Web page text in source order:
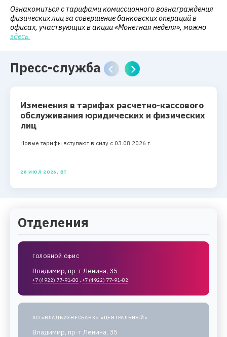
Ознакомиться с тарифами комиссионного вознаграждения
физических лиц за совершение банковских операций в
офисах, участвующих в акции «Монетная неделя», можно
здесь.
Пресс-служба
Изменения в тарифах расчетно-кассового
обслуживания юридических и физических
лиц
Новые тарифы вступают в силу с 03.08.2026 г.
28 ИЮЛ 2026, ВТ
Отделения
ГОЛОВНОЙ ОФИС
Владимир, пр-т Ленина, 35
+7 (4922) 77-91-80 , +7 (4922) 77-91-82
АО «ВЛАДБИЗНЕСБАНК» «ЦЕНТРАЛЬНЫЙ»
Владимир, пр-т Ленина, 35